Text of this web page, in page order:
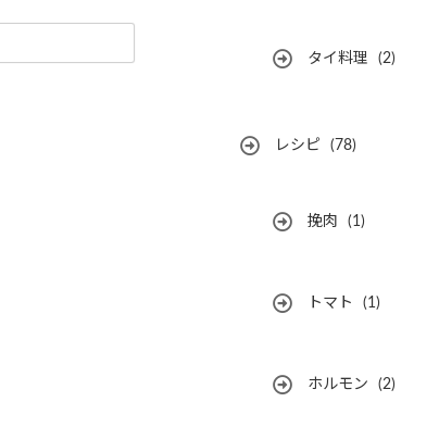
タイ料理 (2)
レシピ (78)
挽肉 (1)
トマト (1)
ホルモン (2)